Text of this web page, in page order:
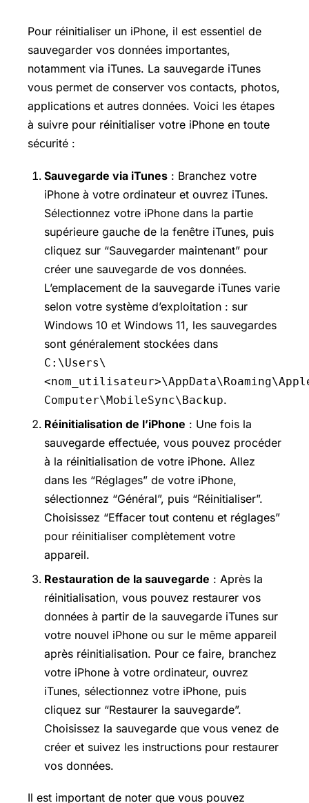
Pour réinitialiser un iPhone, il est essentiel de
sauvegarder vos données importantes,
notamment via iTunes. La sauvegarde iTunes
vous permet de conserver vos contacts, photos,
applications et autres données. Voici les étapes
à suivre pour réinitialiser votre iPhone en toute
sécurité :
Sauvegarde via iTunes : Branchez votre
iPhone à votre ordinateur et ouvrez iTunes.
Sélectionnez votre iPhone dans la partie
supérieure gauche de la fenêtre iTunes, puis
cliquez sur “Sauvegarder maintenant” pour
créer une sauvegarde de vos données.
L’emplacement de la sauvegarde iTunes varie
selon votre système d’exploitation : sur
Windows 10 et Windows 11, les sauvegardes
sont généralement stockées dans
C:\Users\
Computer\MobileSync\Backup.
Réinitialisation de l’iPhone : Une fois la
sauvegarde effectuée, vous pouvez procéder
à la réinitialisation de votre iPhone. Allez
dans les “Réglages” de votre iPhone,
sélectionnez “Général”, puis “Réinitialiser”.
Choisissez “Effacer tout contenu et réglages”
pour réinitialiser complètement votre
appareil.
Restauration de la sauvegarde : Après la
réinitialisation, vous pouvez restaurer vos
données à partir de la sauvegarde iTunes sur
votre nouvel iPhone ou sur le même appareil
après réinitialisation. Pour ce faire, branchez
votre iPhone à votre ordinateur, ouvrez
iTunes, sélectionnez votre iPhone, puis
cliquez sur “Restaurer la sauvegarde”.
Choisissez la sauvegarde que vous venez de
créer et suivez les instructions pour restaurer
vos données.
Il est important de noter que vous pouvez